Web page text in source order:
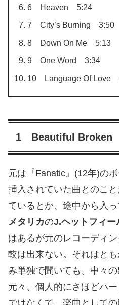
6 Heaven 5:24
7 City’s Burning 3:50
8 Down On Me 5:13
9 One Word 3:34
10 Language Of Love
1 Beautiful Broken
元は『Fanatic』(12年)の
挿入されていた曲とのこ
ているとか、途中から入
メタリカのJ.ヘットフィー
はあるが元のレコーディ
較は出来ない。それはと
み単独で聞いても、中々
元々、個人的にさほどハ